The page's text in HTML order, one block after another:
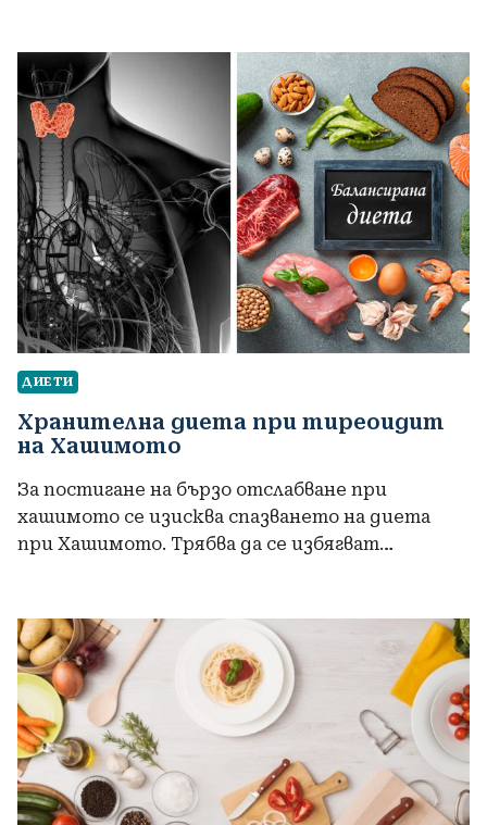
ДИЕТИ
Хранителна диета при тиреоидит
на Хашимото
За постигане на бързо отслабване при
хашимото се изисква спазването на диета
при Хашимото. Трябва да се избягват…